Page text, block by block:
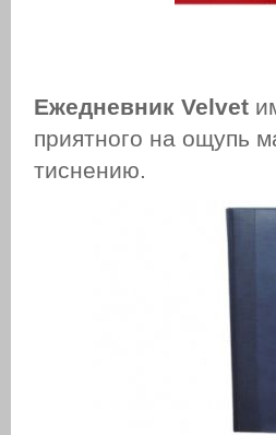
Ежедневник Velvet
приятного на ощупь
тиснению.